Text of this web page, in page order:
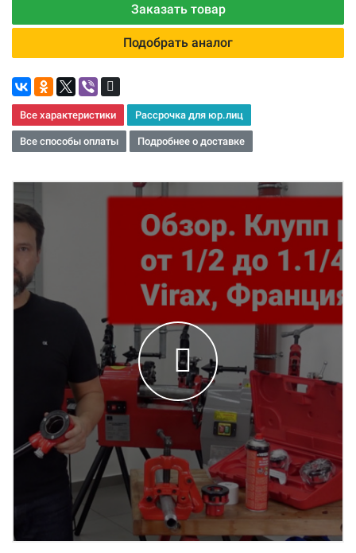
Заказать товар
Подобрать аналог
Все характеристики Рассрочка для юр.лиц
Все способы оплаты Подробнее о доставке